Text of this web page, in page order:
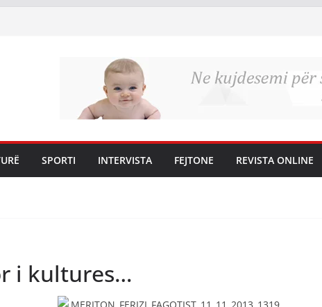
SPORTI INTERVISTA FEJTONE REVISTA ONLINE
i kultures…